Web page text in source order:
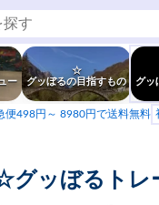
ー
☆
グッぼるの目指すもの
グッ
便498円～ 8980円で送料無料
グッぼるトレ